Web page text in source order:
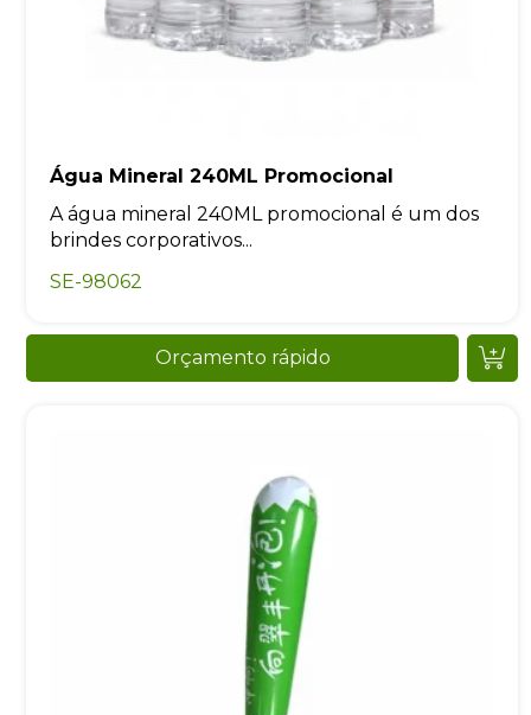
Água Mineral 240ML Promocional
A água mineral 240ML promocional é um dos
brindes corporativos...
SE-98062
Orçamento rápido